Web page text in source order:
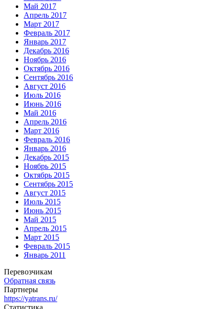
Май 2017
Апрель 2017
Март 2017
Февраль 2017
Январь 2017
Декабрь 2016
Ноябрь 2016
Октябрь 2016
Сентябрь 2016
Август 2016
Июль 2016
Июнь 2016
Май 2016
Апрель 2016
Март 2016
Февраль 2016
Январь 2016
Декабрь 2015
Ноябрь 2015
Октябрь 2015
Сентябрь 2015
Август 2015
Июль 2015
Июнь 2015
Май 2015
Апрель 2015
Март 2015
Февраль 2015
Январь 2011
Перевозчикам
Обратная связь
Партнеры
https://yatrans.ru/
Статистика